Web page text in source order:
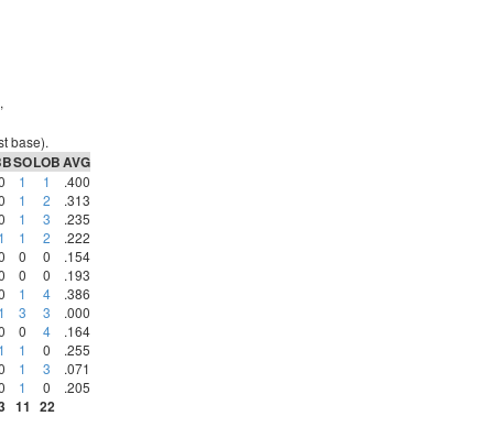
base).
SOLOBAVG
1 1
.400
1 2
.313
1 3
.235
1 1 2
.222
0 0
.154
0 0
.193
1 4
.386
1 3 3
.000
0 4
.164
1 1 0
.255
1 3
.071
1 0 .205
11 22